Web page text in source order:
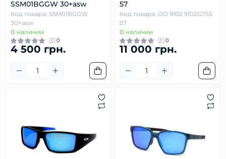
SSM01BGGW 30+asw
Код товара: SSM01BGGW
30+asw
В наличии
0
4 500 грн.
57
Код товара: OO 9102 9102G755
57
В наличии
0
11 000 грн.